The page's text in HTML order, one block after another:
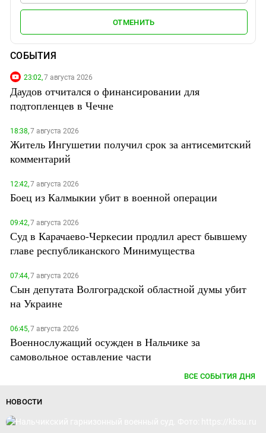
ОТМЕНИТЬ
СОБЫТИЯ
23:02,7 августа 2026
Даудов отчитался о финансировании для
подтопленцев в Чечне
18:38,7 августа 2026
Житель Ингушетии получил срок за антисемитский
комментарий
12:42,7 августа 2026
Боец из Калмыкии убит в военной операции
09:42,7 августа 2026
Суд в Карачаево-Черкесии продлил арест бывшему
главе республиканского Минимущества
07:44,7 августа 2026
Сын депутата Волгоградской областной думы убит
на Украине
06:45,7 августа 2026
Военнослужащий осужден в Нальчике за
самовольное оставление части
ВСЕ СОБЫТИЯ ДНЯ
НОВОСТИ